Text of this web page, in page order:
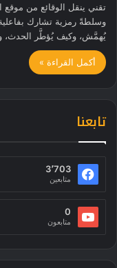
تقني ينقل الوقائع من
وسلطةً رمزية تشارك
يُهمَّش، وكيف يُؤطَّر الحدث،
أكمل القراءة »
تابعنا
3٬703
متابعين
0
متابعون